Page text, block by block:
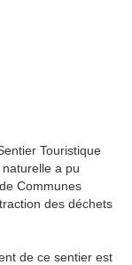
Touristique
a pu
Communes
des déchets
de ce sentier est